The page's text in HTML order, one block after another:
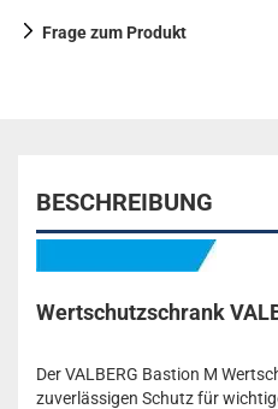
Frage zum Produkt
BESCHREIBUNG
Wertschutzschrank
Der VALBERG Bastion M
zuverlässigen Schutz für